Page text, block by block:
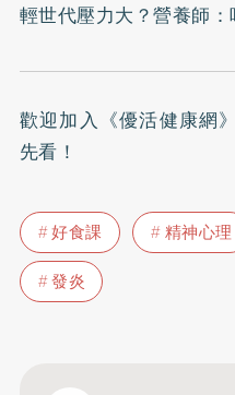
輕世代壓力大？營養師
歡迎加入 《優活健康網
先看！
好食課 精神心理
發炎